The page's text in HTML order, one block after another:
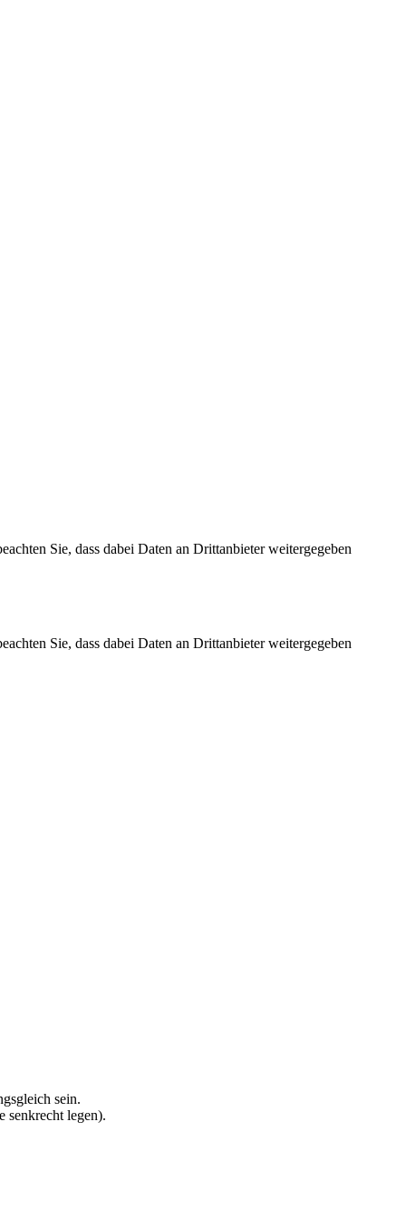
Sie, dass dabei Daten an Drittanbieter weitergegeben
Sie, dass dabei Daten an Drittanbieter weitergegeben
sein.
senkrecht legen).